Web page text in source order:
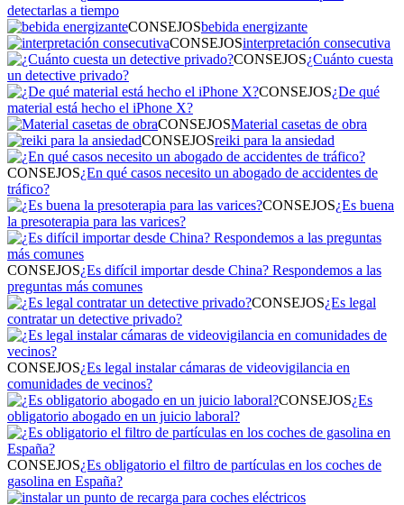
detectarlas a tiempo
CONSEJOSbebida energizante
CONSEJOSinterpretación consecutiva
CONSEJOS¿Cuánto cuesta
un detective privado?
CONSEJOS¿De qué
material está hecho el iPhone X?
CONSEJOSMaterial casetas de obra
CONSEJOSreiki para la ansiedad
CONSEJOS¿En qué casos necesito un abogado de accidentes de
tráfico?
CONSEJOS¿Es buena
la presoterapia para las varices?
CONSEJOS¿Es difícil importar desde China? Respondemos a las
preguntas más comunes
CONSEJOS¿Es legal
contratar un detective privado?
CONSEJOS¿Es legal instalar cámaras de videovigilancia en
comunidades de vecinos?
CONSEJOS¿Es
obligatorio abogado en un juicio laboral?
CONSEJOS¿Es obligatorio el filtro de partículas en los coches de
gasolina en España?